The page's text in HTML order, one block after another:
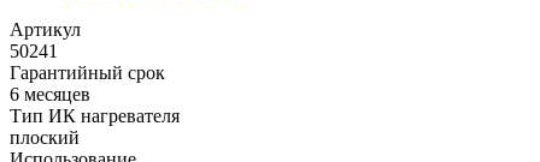
Артикул
50241
Гарантийный срок
6 месяцев
Тип ИК нагревателя
плоский